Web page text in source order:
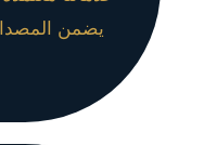
يضمن